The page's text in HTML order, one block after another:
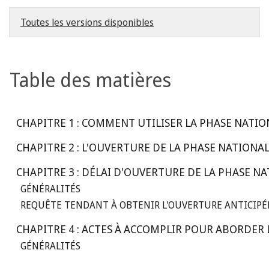
Toutes les versions disponibles
Table des matières
CHAPITRE 1 : COMMENT UTILISER LA PHASE
CHAPITRE 2 : L'OUVERTURE DE LA PHASE
CHAPITRE 3 : DÉLAI D'OUVERTURE DE LA PHASE
GÉNÉRALITÉS
REQUÊTE TENDANT À OBTENIR L'OUVERTURE
CHAPITRE 4 : ACTES À ACCOMPLIR POUR
GÉNÉRALITÉS